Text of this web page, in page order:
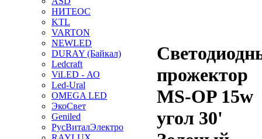
НИТЕОС
KTL
VARTON
NEWLED
DURAY (Байкал)
Ledcraft
ViLED - АО
Led-Ural
OMEGA LED
ЭкоСвет
Geniled
РусВиталЭлектро
прожектор
MS-OP 15w
угол 30'